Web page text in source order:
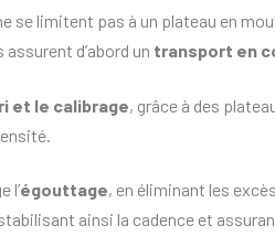
se limitent pas à un plateau en
assurent d’abord un transport en
et le calibrage, grâce à des
l’égouttage, en éliminant les
ainsi la cadence et